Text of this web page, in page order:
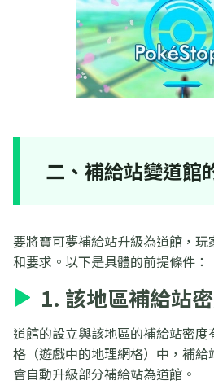
二、補給站變道館
要將寶可夢補給站升級為道館，
和要求。以下是具體的前提條件：
1. 該地區補給站
道館的設立與該地區的補給站密
格（遊戲中的地理網格）中，補
會自動升級部分補給站為道館。